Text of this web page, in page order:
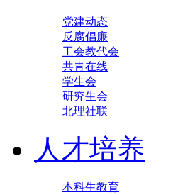
党建动态
反腐倡廉
工会教代会
共青在线
学生会
研究生会
北理社联
人才培养
本科生教育